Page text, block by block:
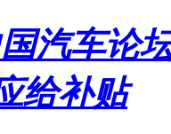
汽车论
给补贴